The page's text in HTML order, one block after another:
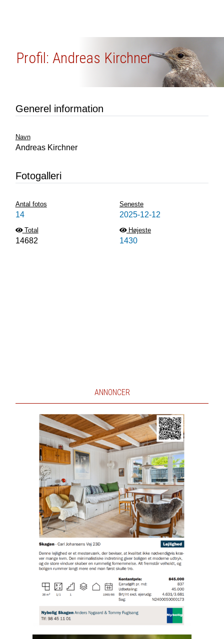
Profil: Andreas Kirchner
Generel information
Navn
Andreas Kirchner
Fotogalleri
Antal fotos
14
Seneste
2025-12-12
Total
14682
Højeste
1430
ANNONCER